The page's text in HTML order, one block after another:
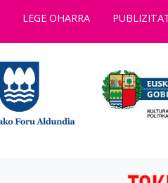
LEGE OHARRA